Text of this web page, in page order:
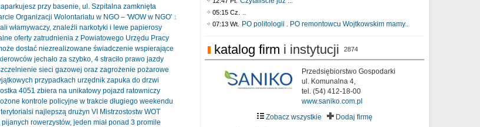
przy basenie, ul. Szpitalna zamknięta
Organizacji Wolontariatu w NGO – 'WOW w NGO' 1
włamywaczy, znaleźli narkotyki i lewe papierosy
oferty zatrudnienia z Powiatowego Urzędu Pracy
dostać niezrealizowane świadczenie wspierające
jechało za szybko, 4 straciło prawo jazdy
sieci gazowej oraz zagrożenie pożarowe
przypadkach urzędnik zapuka do drzwi
4051 zbiera na unikatowy pojazd ratowniczy
kontrole policyjne w trakcie długiego weekendu
najlepszą drużyn VI Mistrzostostw WOT
pijanych rowerzystów, jeden miał ponad 3 promile
05:15 Cz. ..
07:13 Wt. PO politologii . PO remontowcu Wojtkowskim mamy..
katalog firm i instytucji 2874
Przedsiębiorstwo Gospodarki
ul. Komunalna 4,
tel. (54) 412-18-00
www.saniko.com.pl
Zobacz wszystkie
Dodaj firmę